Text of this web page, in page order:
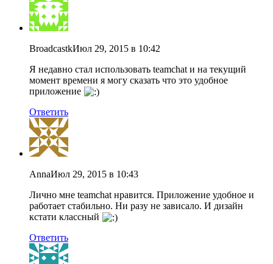
BroadcastkИюл 29, 2015 в 10:42
Я недавно стал использовать teamchat и на текущий
момент времени я могу сказать что это удобное
приложение
Ответить
AnnaИюл 29, 2015 в 10:43
Лично мне teamchat нравится. Приложение удобное и
работает стабильно. Ни разу не зависало. И дизайн
кстати классный
Ответить